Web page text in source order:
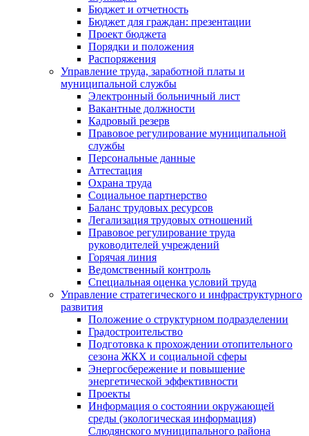
Бюджет и отчетность
Бюджет для граждан: презентации
Проект бюджета
Порядки и положения
Распоряжения
Управление труда, заработной платы и
муниципальной службы
Электронный больничный лист
Вакантные должности
Кадровый резерв
Правовое регулирование муниципальной
службы
Персональные данные
Аттестация
Охрана труда
Социальное партнерство
Баланс трудовых ресурсов
Легализация трудовых отношений
Правовое регулирование труда
руководителей учреждений
Горячая линия
Ведомственный контроль
Специальная оценка условий труда
Управление стратегического и инфраструктурного
развития
Положение о структурном подразделении
Градостроительство
Подготовка к прохождении отопительного
сезона ЖКХ и социальной сферы
Энергосбережение и повышение
энергетической эффективности
Проекты
Информация о состоянии окружающей
среды (экологическая информация)
Слюдянского муниципального района